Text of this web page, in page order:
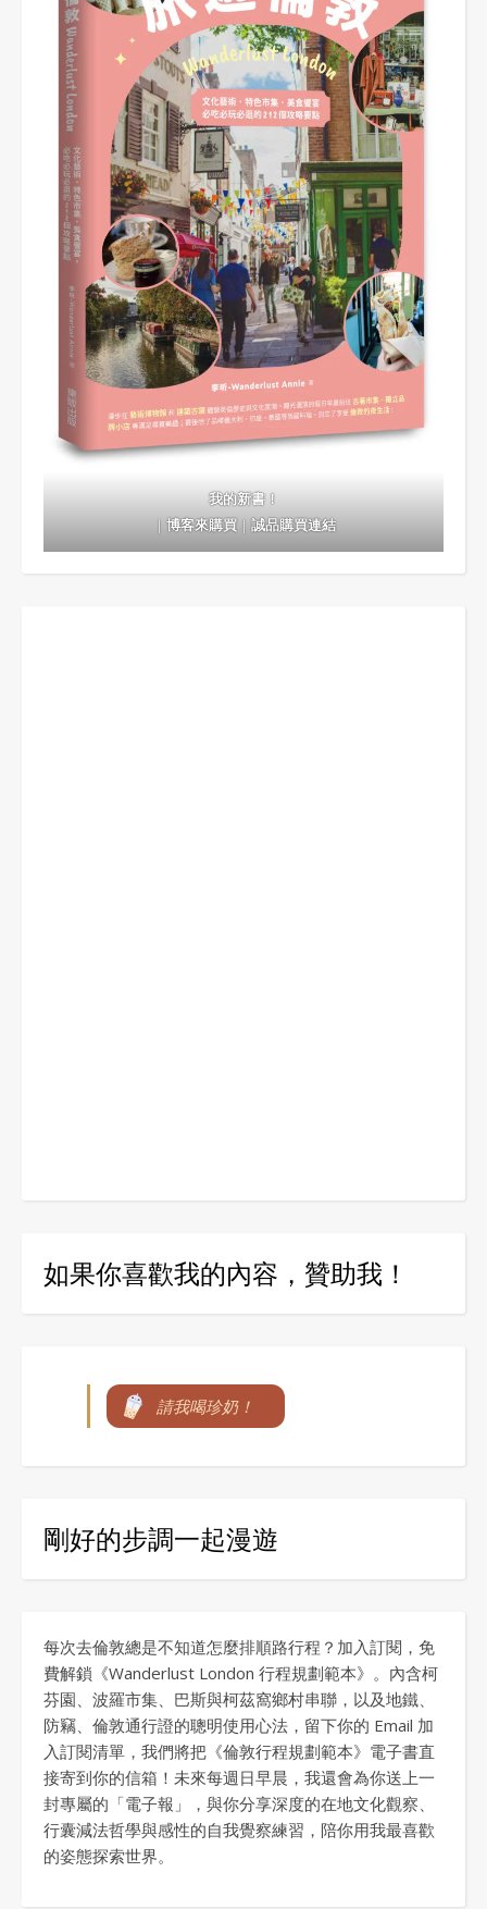
我的新書！
｜博客來購買｜誠品購買連結
如果你喜歡我的內容，贊助我！
請我喝珍奶！
剛好的步調一起漫遊
每次去倫敦總是不知道怎麼排順路行程？加入訂閱，免
費解鎖《Wanderlust London 行程規劃範本》。內含柯
芬園、波羅市集、巴斯與柯茲窩鄉村串聯，以及地鐵、
防竊、倫敦通行證的聰明使用心法，留下你的 Email 加
入訂閱清單，我們將把《倫敦行程規劃範本》電子書直
接寄到你的信箱！未來每週日早晨，我還會為你送上一
封專屬的「電子報」，與你分享深度的在地文化觀察、
行囊減法哲學與感性的自我覺察練習，陪你用我最喜歡
的姿態探索世界。